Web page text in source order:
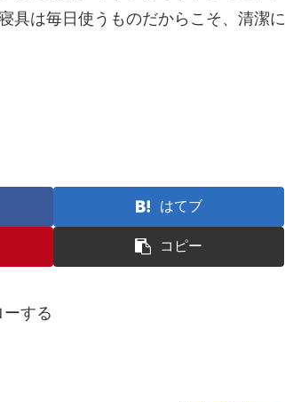
具は毎日使うものだからこそ、清潔に
はてブ
コピー
する